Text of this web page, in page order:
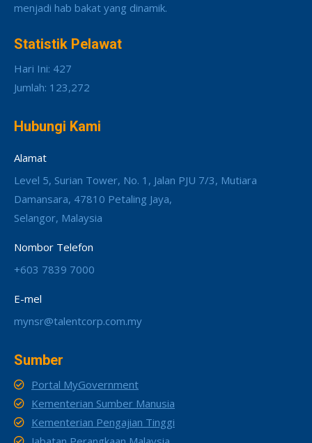
menjadi hab bakat yang dinamik.
Statistik Pelawat
Hari Ini: 427
Jumlah: 123,272
Hubungi Kami
Alamat
Level 5, Surian Tower, No. 1, Jalan PJU 7/3, Mutiara
Damansara, 47810 Petaling Jaya,
Selangor, Malaysia
Nombor Telefon
+603 7839 7000
E-mel
mynsr@talentcorp.com.my
Sumber
Portal MyGovernment
Kementerian Sumber Manusia
Kementerian Pengajian Tinggi